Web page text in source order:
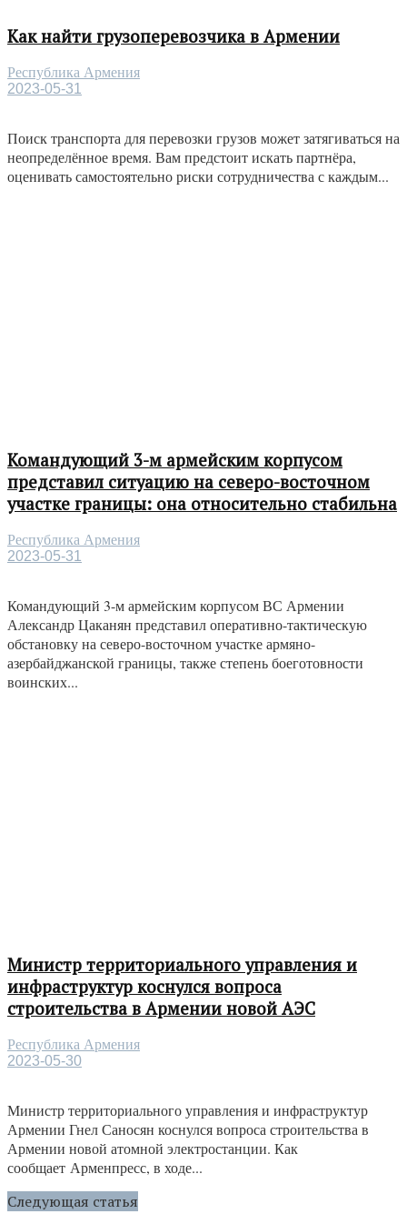
Как найти грузоперевозчика в Армении
Республика Армения
2023-05-31
Поиск транспорта для перевозки грузов может затягиваться на
неопределённое время. Вам предстоит искать партнёра,
оценивать самостоятельно риски сотрудничества с каждым...
Командующий 3-м армейским корпусом
представил ситуацию на северо-восточном
участке границы: она относительно стабильна
Республика Армения
2023-05-31
Командующий 3-м армейским корпусом ВС Армении
Александр Цаканян представил оперативно-тактическую
обстановку на северо-восточном участке армяно-
азербайджанской границы, также степень боеготовности
воинских...
Министр территориального управления и
инфраструктур коснулся вопроса
строительства в Армении новой АЭС
Республика Армения
2023-05-30
Министр территориального управления и инфраструктур
Армении Гнел Саносян коснулся вопроса строительства в
Армении новой атомной электростанции. Как
сообщает Арменпресс, в ходе...
Следующая статья